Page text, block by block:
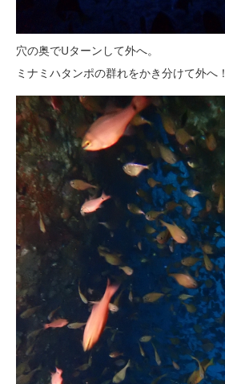
穴の奥でUターンして外へ。
ミナミハタンポの群れをかき分けて外へ！